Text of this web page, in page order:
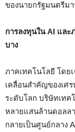
ของนายกรัฐมนตรีม
การลงทุนใน AI และ
บาง
ภาคเทคโนโลยี โดย
เคลื่อนสำคัญของเศ
ระดับโลก บริษัทเทค
หลายแสนล้านดอลลา
กลายเป็นศูนย์กลาง